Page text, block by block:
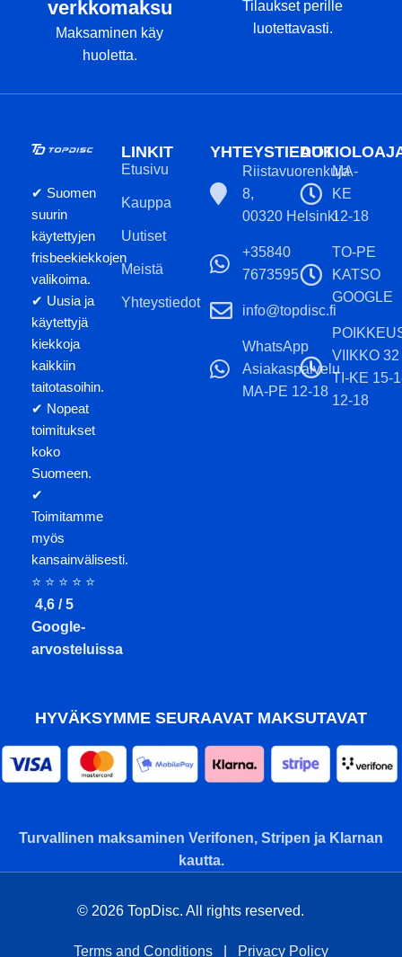
verkkomaksu
Maksaminen käy
huoletta.
Tilaukset perille
luotettavasti.
✔ Suomen
suurin
käytettyjen
frisbeekiekkojen
valikoima.
✔ Uusia ja
käytettyjä
kiekkoja
kaikkiin
taitotasoihin.
✔ Nopeat
toimitukset
koko
Suomeen.
✔
Toimitamme
myös
kansainvälisesti.
⭐ ⭐ ⭐ ⭐ ⭐
4,6 / 5
Google-
arvosteluissa
LINKIT
Etusivu
Kauppa
Uutiset
Meistä
Yhteystiedot
YHTEYSTIEDOT
Riistavuorenkuja
8,
00320 Helsinki
+35840
7673595
info@topdisc.fi
WhatsApp
Asiakaspalvelu
MA-PE 12-18
MA-
KE
12-18
TO-PE
KATSO
GOOGLE
VIIKKO 32
TI-KE 15-
12-18
HYVÄKSYMME SEURAAVAT MAKSUTAVAT
Turvallinen maksaminen Verifonen, Stripen ja Klarnan
kautta.
© 2026 TopDisc. All rights reserved.
Terms and Conditions Privacy Policy